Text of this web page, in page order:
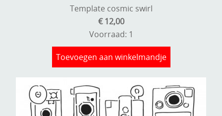
Template cosmic swirl
€ 12,00
Voorraad: 1
Toevoegen aan winkelmandje